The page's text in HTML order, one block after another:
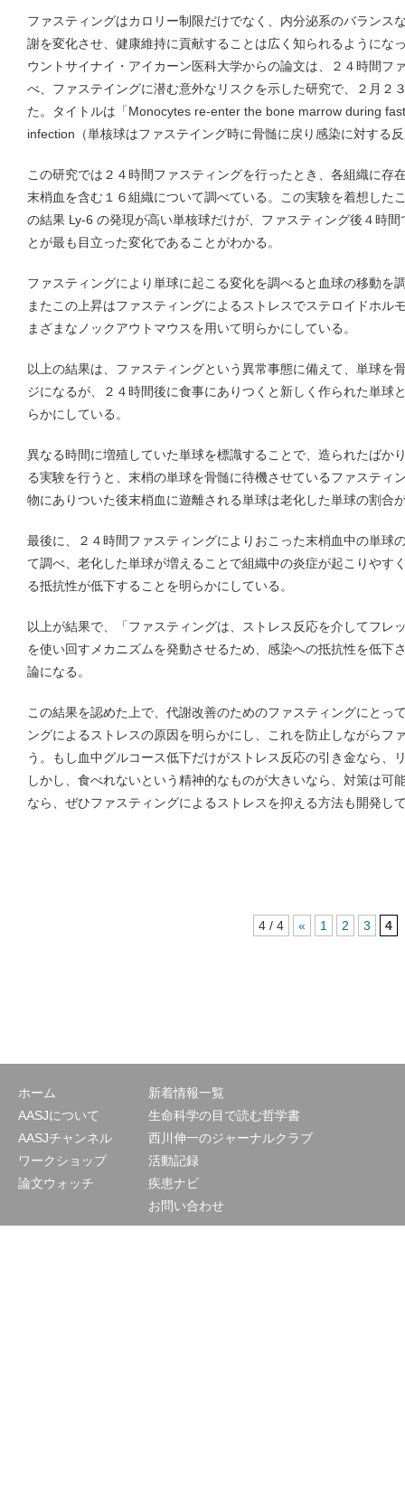
ファスティングはカロリー制限だけでなく、内分泌系のバランス
謝を変化させ、健康維持に貢献することは広く知られるようにな
ウントサイナイ・アイカーン医科大学からの論文は、２４時間フ
べ、ファステイングに潜む意外なリスクを示した研究で、２月２
た。タイトルは「Monocytes re-enter the bone marrow during
infection（単核球はファステイング時に骨髄に戻り感染に対する
この研究では２４時間ファスティングを行ったとき、各組織に存
末梢血を含む１６組織について調べている。この実験を着想した
の結果 Ly-6 の発現が高い単核球だけが、ファスティング後４時
とが最も目立った変化であることがわかる。
ファスティングにより単球に起こる変化を調べると血球の移動を
またこの上昇はファスティングによるストレスでステロイドホル
まざまなノックアウトマウスを用いて明らかにしている。
以上の結果は、ファスティングという異常事態に備えて、単球を
ジになるが、２４時間後に食事にありつくと新しく作られた単球
らかにしている。
異なる時間に増殖していた単球を標識することで、造られたばか
る実験を行うと、末梢の単球を骨髄に待機させているファスティ
物にありついた後末梢血に遊離される単球は老化した単球の割合
最後に、２４時間ファスティングによりおこった末梢血中の単球
て調べ、老化した単球が増えることで組織中の炎症が起こりやす
る抵抗性が低下することを明らかにしている。
以上が結果で、「ファスティングは、ストレス反応を介してフレ
を使い回すメカニズムを発動させるため、感染への抵抗性を低下
論になる。
この結果を認めた上で、代謝改善のためのファスティングにとっ
ングによるストレスの原因を明らかにし、これを防止しながらフ
う。もし血中グルコース低下だけがストレス反応の引き金なら、
しかし、食べれないという精神的なものが大きいなら、対策は可
なら、ぜひファスティングによるストレスを抑える方法も開発し
4 / 4 « 1 2 3 4
ホーム
AASJについて
AASJチャンネル
ワークショップ
論文ウォッチ
新着情報一覧
生命科学の目で読む哲学書
西川伸一のジャーナルクラブ
活動記録
疾患ナビ
お問い合わせ